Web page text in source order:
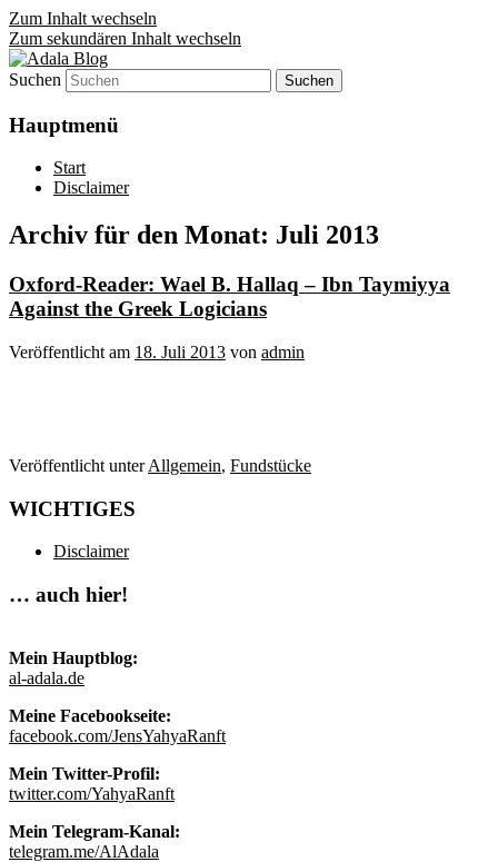
Zum Inhalt wechseln
Zum sekundären Inhalt wechseln
Adala Blog
Denn die Gerechtigkeit ist die Grundlage
von allem!
Suchen
Hauptmenü
Start
Disclaimer
Archiv für den Monat: Juli 2013
Oxford-Reader: Wael B. Hallaq – Ibn Taymiyya
Against the Greek Logicians
Veröffentlicht am 18. Juli 2013 von admin
Veröffentlicht unter Allgemein, Fundstücke
WICHTIGES
Disclaimer
… auch hier!
Mein Hauptblog:
al-adala.de
Meine Facebookseite:
facebook.com/JensYahyaRanft
Mein Twitter-Profil:
twitter.com/YahyaRanft
Mein Telegram-Kanal:
telegram.me/AlAdala